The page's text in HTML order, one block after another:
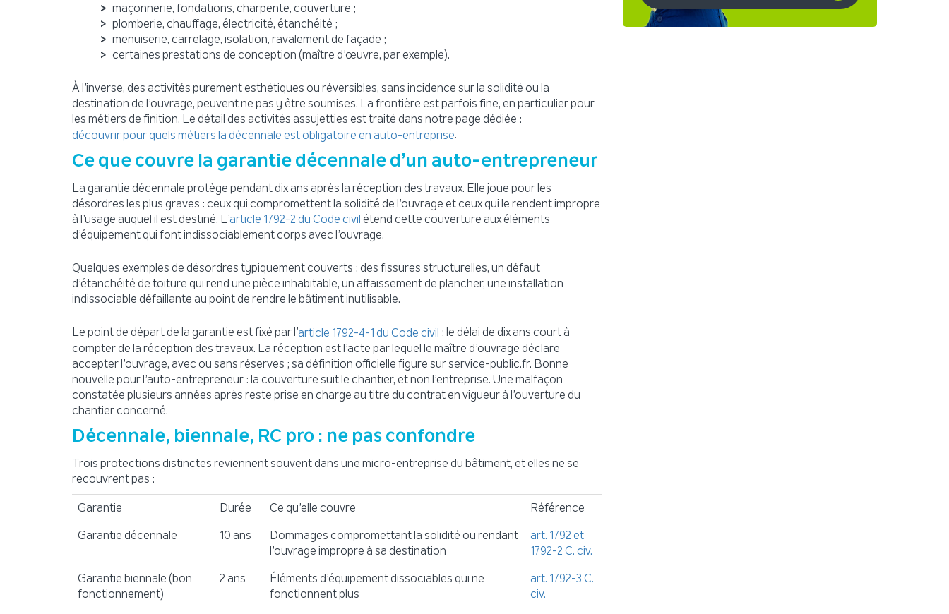
maçonnerie, fondations, charpente, couverture ;
plomberie, chauffage, électricité, étanchéité ;
menuiserie, carrelage, isolation, ravalement de façade ;
certaines prestations de conception (maître d’œuvre, par exemple).
À l’inverse, des activités purement esthétiques ou réversibles, sans incidence sur la solidité ou la
destination de l’ouvrage, peuvent ne pas y être soumises. La frontière est parfois fine, en particulier pour
les métiers de finition. Le détail des activités assujetties est traité dans notre page dédiée :
découvrir pour quels métiers la décennale est obligatoire en auto-entreprise.
Ce que couvre la garantie décennale d’un auto-entrepreneur
La garantie décennale protège pendant dix ans après la réception des travaux. Elle joue pour les
désordres les plus graves : ceux qui compromettent la solidité de l’ouvrage et ceux qui le rendent impropre
à l’usage auquel il est destiné. L’article 1792-2 du Code civil étend cette couverture aux éléments
d’équipement qui font indissociablement corps avec l’ouvrage.
Quelques exemples de désordres typiquement couverts : des fissures structurelles, un défaut
d’étanchéité de toiture qui rend une pièce inhabitable, un affaissement de plancher, une installation
indissociable défaillante au point de rendre le bâtiment inutilisable.
Le point de départ de la garantie est fixé par l’article 1792-4-1 du Code civil : le délai de dix ans court à
compter de la réception des travaux. La réception est l’acte par lequel le maître d’ouvrage déclare
accepter l’ouvrage, avec ou sans réserves ; sa définition officielle figure sur service-public.fr. Bonne
nouvelle pour l’auto-entrepreneur : la couverture suit le chantier, et non l’entreprise. Une malfaçon
constatée plusieurs années après reste prise en charge au titre du contrat en vigueur à l’ouverture du
chantier concerné.
Décennale, biennale, RC pro : ne pas confondre
Trois protections distinctes reviennent souvent dans une micro-entreprise du bâtiment, et elles ne se
recouvrent pas :
Garantie Durée Ce qu’elle couvre Référence
Garantie décennale 10 ans
Dommages compromettant la solidité ou rendant
l’ouvrage impropre à sa destination
art. 1792 et
1792-2 C. civ.
Garantie biennale (bon
fonctionnement)
2 ans
Éléments d’équipement dissociables qui ne
fonctionnent plus
art. 1792-3 C.
civ.